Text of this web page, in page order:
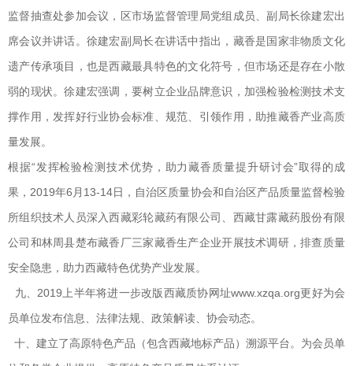
监督抽查处参加会议，区市场监督管理局党组成员、副局长徐建宏出
席会议并讲话。徐建宏副局长在讲话中指出，藏香是国家非物质文化
遗产传承项目，也是西藏最具特色的文化符号，但市场还是存在小散
弱的现状。徐建宏强调，要树立企业品牌意识，加强检验检测技术支
撑作用，发挥好行业协会标准、规范、引领作用，助推藏香产业高质
量发展。
根据“发挥检验检测技术优势，助力藏香质量提升研讨会”取得的成
果，2019年6月13-14日，自治区质量协会和自治区产品质量监督检验
所组织技术人员深入西藏彩轮藏药有限公司、西藏甘露藏药股份有限
公司和林周县楚布藏香厂三家藏香生产企业开展技术调研，排查质量
安全隐患，助力西藏特色优势产业发展。
九、2019上半年将进一步改版西藏质协网址www.xzqa.org更好为会
员单位发布信息、法律法规、政策解读、协会动态。
十、建立了高原特色产品（包含西藏地标产品）溯源平台。为会员单